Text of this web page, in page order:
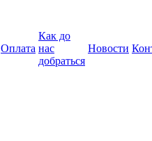
Оплата
Как до
нас
добраться
Новости